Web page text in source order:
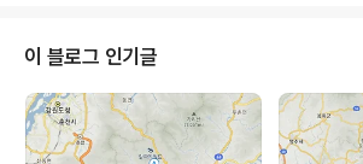
에서 시간별 기상 상태 참조 대기상황 공기질은어제초미
세먼지 나쁨 = 38 ㎍/m³ 미세먼지는 보통 = 54 ㎍/m³
황사는 보통 = 60 ㎍/m³ 자외선 (오후) = 나쁨오늘초미
세먼지 좋음 = 6 ㎍/m³ 미세먼지는 좋음 = 13 ㎍/m³황
사는 보통 = 10 ㎍/m³ ( 경기 지역..
이 블로그 인기글